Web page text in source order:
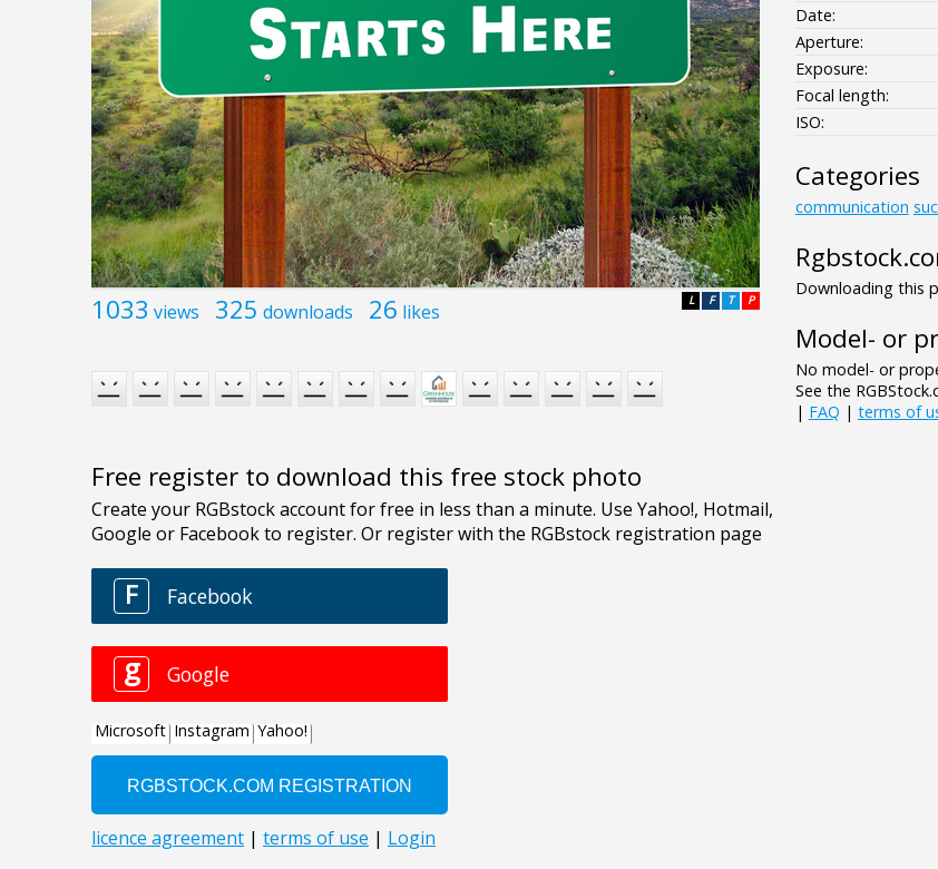
1033 views 325 downloads 26 likes P
T
F
L
Free register to download this free stock photo
Date:
Aperture:
Exposure:
Focal length:
ISO:
Categories
communication
Downloading this
Model- or
No model- or
See the
| FAQ | terms of